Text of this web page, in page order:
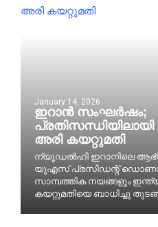
January 14, 2026
ഇ​​റാ​​ൻ സംഘർഷം;
അരി ക​​യ​​റ്റു​​മ​​തി​​
ന്യൂഡൽഹി ഇറാനിലെ
യുഎസ് പ്രസിഡന്റ്
സാമ്പത്തിക നയങ്ങളും
കയറ്റുമതിയെ ബാ​​ധി​​ച്ചു